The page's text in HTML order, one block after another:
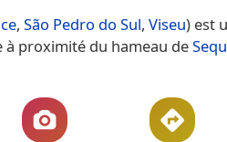
, São Pedro do Sul, Viseu) est
à proximité du hameau de